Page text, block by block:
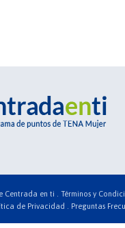
Centrada en ti . Términos y
de Privacidad .
Preguntas